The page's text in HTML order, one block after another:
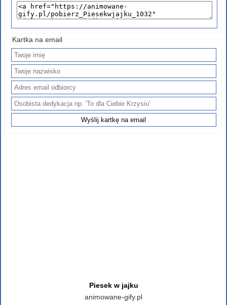
Kartka na email
Piesek w jajku
animowane-gify.pl